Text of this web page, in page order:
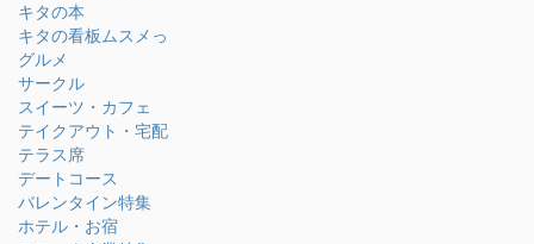
キタの本
キタの看板ムスメっ
グルメ
サークル
スイーツ・カフェ
テイクアウト・宅配
テラス席
デートコース
バレンタイン特集
ホテル・お宿